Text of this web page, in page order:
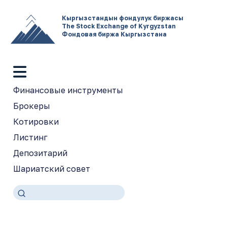
Кыргызстандын фондулук биржасы
The Stock Exchange of Kyrgyzstan
Фондовая биржа Кыргызстана
Финансовые инструменты
Брокеры
Котировки
Листинг
Депозитарий
Шариатский совет